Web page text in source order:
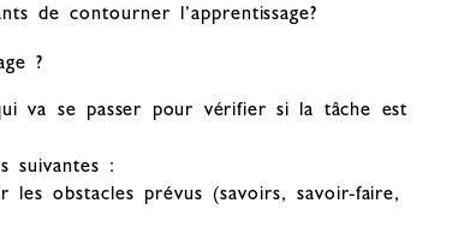
de contourner l’apprentissage?
?
va se passer pour vérifier si la tâche est
suivantes :
obstacles prévus (savoirs, savoir-faire,